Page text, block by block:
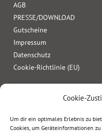
Cookie-
Um dir ein optimales Erlebnis zu
Cookies, um Geräteinformationen
AGB
PRESSE/DOWNLOAD
Gutscheine
Impressum
Datenschutz
Cookie-Richtlinie (EU)